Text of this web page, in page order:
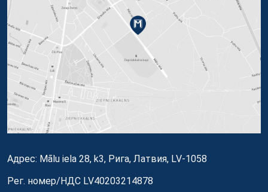
Адрес: Mālu iela 28, k3, Рига, Латвия, LV-1058
Рег. номер/НДС LV40203214878